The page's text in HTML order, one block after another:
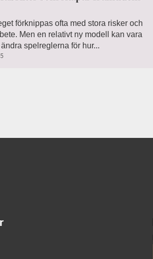
förknippas ofta med stora risker och
Men en relativt ny modell kan vara
spelreglerna för hur...